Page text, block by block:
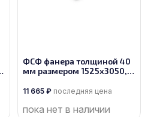
ФСФ фанера толщиной 40
мм размером 1525х3050,
11 665 ₽ последняя цена
пока нет в наличии